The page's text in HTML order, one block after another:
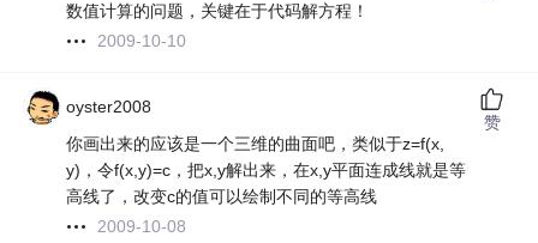
数值计算的问题，关键在于代码解方程！
2009-10-10
oyster2008
你画出来的应该是一个三维的曲面吧，类似于z=f(x,
y)，令f(x,y)=c，把x,y解出来，在x,y平面连成线就是等
高线了，改变c的值可以绘制不同的等高线
2009-10-08
赞